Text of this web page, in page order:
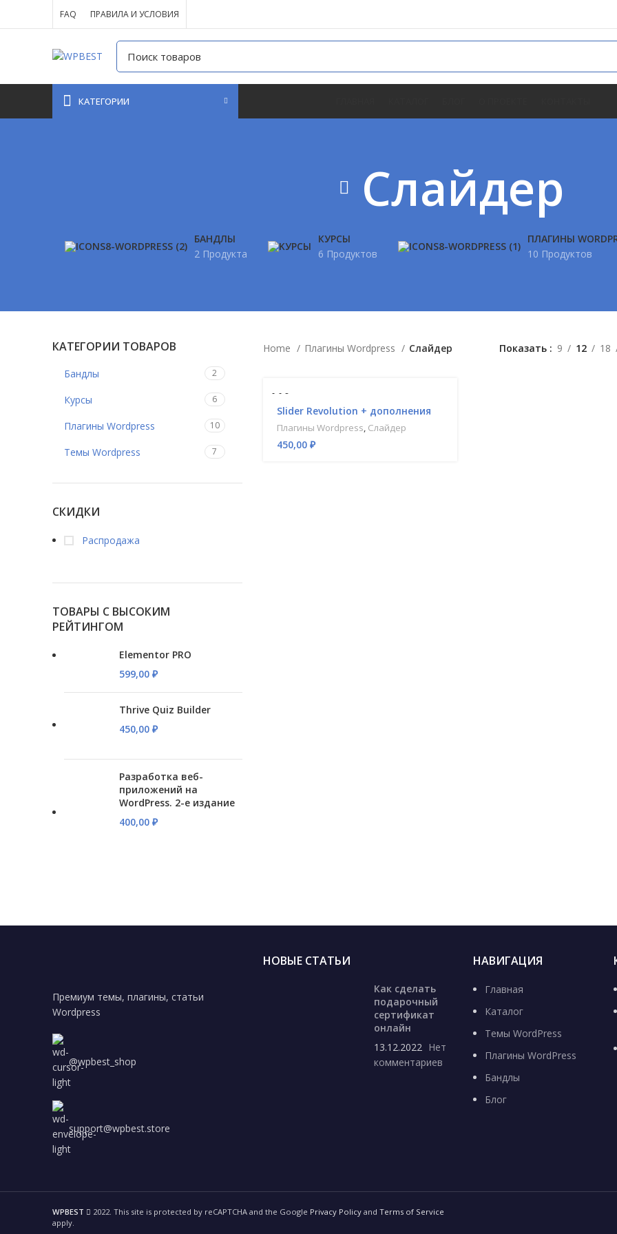
FAQ ПРАВИЛА И УСЛОВИЯ
КАТЕГОРИИ
Слайдер
БАНДЛЫ
2 Продукта
КУРСЫ
6 Продуктов
ПЛАГИНЫ
10 Продуктов
КАТЕГОРИИ ТОВАРОВ
Бандлы 2
Курсы 6
Плагины Wordpress 10
Темы Wordpress 7
СКИДКИ
Распродажа
ТОВАРЫ С ВЫСОКИМ
РЕЙТИНГОМ
Elementor PRO
599,00 ₽
Thrive Quiz Builder
450,00 ₽
Разработка веб-
приложений на
WordPress. 2-е издание
400,00 ₽
Home Плагины Wordpress Слайдер Показать 9 12 18
6.6.8
Slider Revolution + дополнения
Плагины Wordpress, Слайдер
450,00 ₽
Премиум темы, плагины, статьи
Wordpress
@wpbest_shop
support@wpbest.store
НОВЫЕ СТАТЬИ
Как сделать
подарочный
сертификат
онлайн
13.12.2022 Нет
комментариев
НАВИГАЦИЯ
Главная
Каталог
Темы WordPress
Плагины WordPress
Бандлы
Блог
WPBEST 2022. This site is protected by reCAPTCHA and the Google Privacy Policy and Terms of Service
apply.